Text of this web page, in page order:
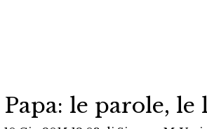
le parole, le